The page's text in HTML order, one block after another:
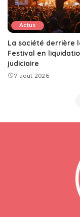
Actus
La société derrière
Festival en
judiciaire
7 août 2026